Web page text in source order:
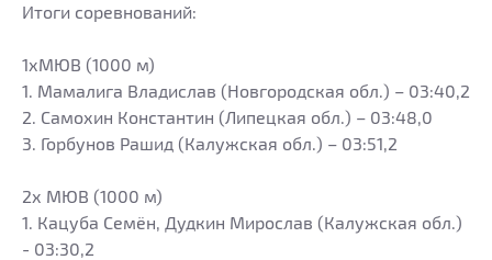
Итоги соревнований:
1хМЮВ (1000 м)
1. Мамалига Владислав (Новгородская обл.) – 03:40,2
2. Самохин Константин (Липецкая обл.) – 03:48,0
3. Горбунов Рашид (Калужская обл.) – 03:51,2
2х МЮВ (1000 м)
1. Кацуба Семён, Дудкин Мирослав (Калужская обл.)
- 03:30,2